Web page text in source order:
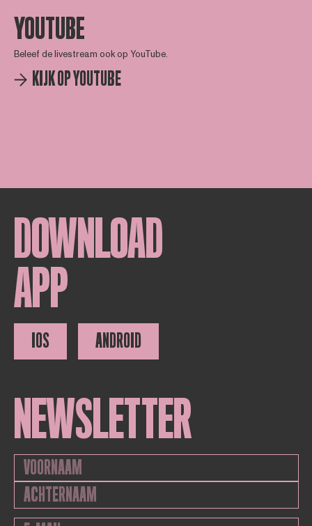
YOUTUBE
Beleef de livestream ook op YouTube.
KIJK OP YOUTUBE
DOWNLOAD
APP
IOS ANDROID
NEWSLETTER